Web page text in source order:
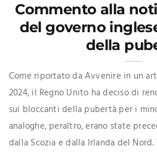
Commento alla
del governo
della
Come riportato da Avvenire in un
2024, il Regno Unito ha deciso di
sui bloccanti della pubertà per i
analoghe, peraltro, erano state
dalla Scozia e dalla Irlanda del